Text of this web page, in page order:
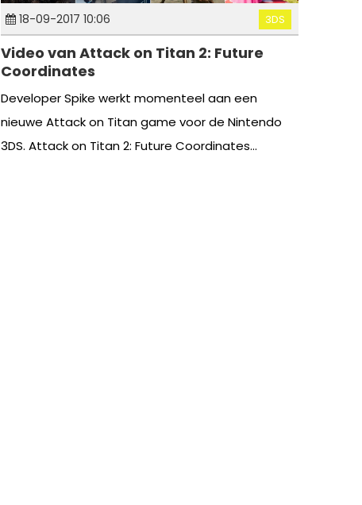
18-09-2017 10:06 3DS
Video van Attack on Titan 2: Future
Coordinates
Developer Spike werkt momenteel aan een
nieuwe Attack on Titan game voor de Nintendo
3DS. Attack on Titan 2: Future Coordinates...